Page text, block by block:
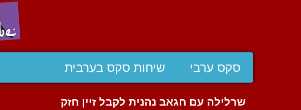
סקס ערבי שיחות סקס בערבית
שרלילה עם חגאב נהנית לקבל זיין חזק